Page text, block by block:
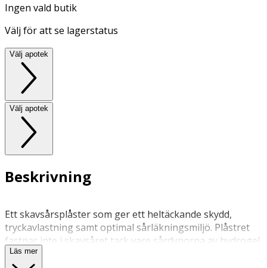
Ingen vald butik
Välj för att se lagerstatus
Välj apotek
Välj apotek
Beskrivning
Ett skavsårsplåster som ger ett heltäckande skydd,
tryckavlastning samt optimal sårläkningsmiljö. Plåstret
fastnar inte i skavsåret tack vare sårdynorna av hydrogel
samtidigt som limmet i ytterkanterna gör att det sitter
Läs mer